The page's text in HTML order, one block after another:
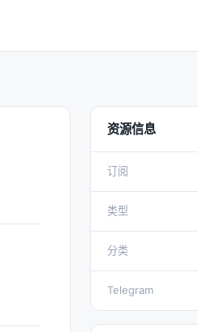
资源信息
订阅
类型
分类
Telegram